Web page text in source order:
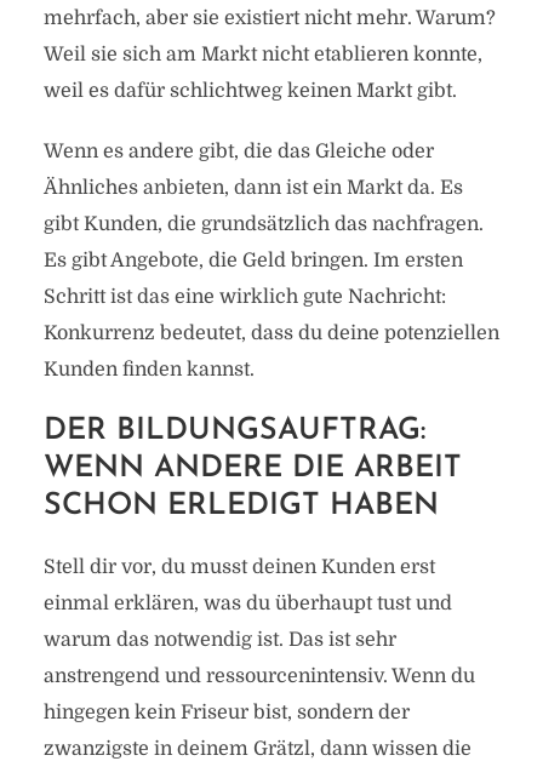
mehrfach, aber sie existiert nicht mehr. Warum?
Weil sie sich am Markt nicht etablieren konnte,
weil es dafür schlichtweg keinen Markt gibt.
Wenn es andere gibt, die das Gleiche oder
Ähnliches anbieten, dann ist ein Markt da. Es
gibt Kunden, die grundsätzlich das nachfragen.
Es gibt Angebote, die Geld bringen. Im ersten
Schritt ist das eine wirklich gute Nachricht:
Konkurrenz bedeutet, dass du deine potenziellen
Kunden finden kannst.
DER BILDUNGSAUFTRAG:
WENN ANDERE DIE ARBEIT
SCHON ERLEDIGT HABEN
Stell dir vor, du musst deinen Kunden erst
einmal erklären, was du überhaupt tust und
warum das notwendig ist. Das ist sehr
anstrengend und ressourcenintensiv. Wenn du
hingegen kein Friseur bist, sondern der
zwanzigste in deinem Grätzl, dann wissen die